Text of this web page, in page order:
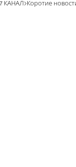
7 КАНАЛ Коротие